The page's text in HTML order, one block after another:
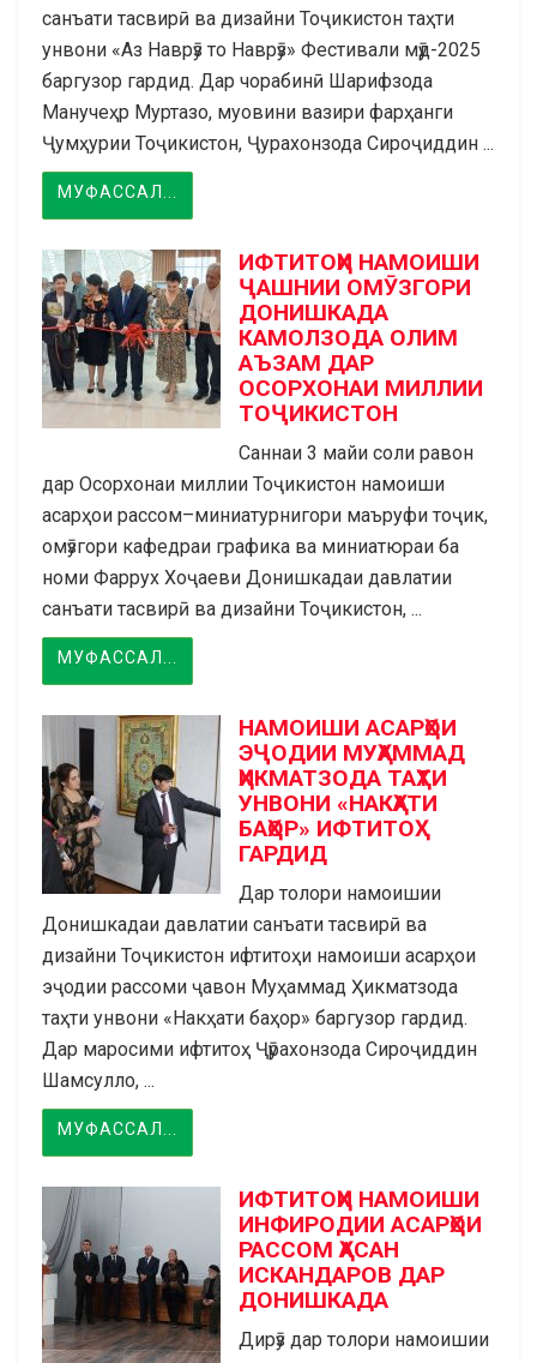
санъати тасвирӣ ва дизайни Тоҷикистон таҳти
унвони «Аз Наврӯз то Наврӯз» Фестивали мӯд-2025
баргузор гардид. Дар чорабинӣ Шарифзода
Манучеҳр Муртазо, муовини вазири фарҳанги
Ҷумҳурии Тоҷикистон, Ҷурахонзода Сироҷиддин ...
МУФАССАЛ...
ИФТИТОҲИ НАМОИШИ
ҶАШНИИ ОМӮЗГОРИ
ДОНИШКАДА
КАМОЛЗОДА ОЛИМ
АЪЗАМ ДАР
ОСОРХОНАИ МИЛЛИИ
ТОҶИКИСТОН
Саннаи 3 майи соли равон
дар Осорхонаи миллии Тоҷикистон намоиши
асарҳои рассом–миниатурнигори маъруфи тоҷик,
омӯзгори кафедраи графика ва миниатюраи ба
номи Фаррух Хоҷаеви Донишкадаи давлатии
санъати тасвирӣ ва дизайни Тоҷикистон, ...
МУФАССАЛ...
НАМОИШИ АСАРҲОИ
ЭҶОДИИ МУҲАММАД
ҲИКМАТЗОДА ТАҲТИ
УНВОНИ «НАКҲАТИ
БАҲОР» ИФТИТОҲ
ГАРДИД
Дар толори намоишии
Донишкадаи давлатии санъати тасвирӣ ва
дизайни Тоҷикистон ифтитоҳи намоиши асарҳои
эҷодии рассоми ҷавон Муҳаммад Ҳикматзода
таҳти унвони «Накҳати баҳор» баргузор гардид.
Дар маросими ифтитоҳ Ҷӯрахонзода Сироҷиддин
Шамсулло, ...
МУФАССАЛ...
ИФТИТОҲИ НАМОИШИ
ИНФИРОДИИ АСАРҲОИ
РАССОМ ҲАСАН
ИСКАНДАРОВ ДАР
ДОНИШКАДА
Дирӯз дар толори намоишии